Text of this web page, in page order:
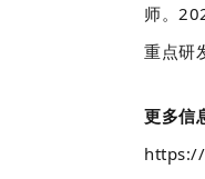
师。
重点研
更多信